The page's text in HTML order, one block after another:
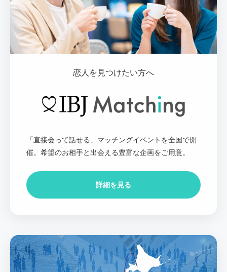
恋人を見つけたい方へ
「直接会って話せる」マッチングイベントを全国で開
催。希望のお相手と出会える豊富な企画をご用意。
詳細を見る